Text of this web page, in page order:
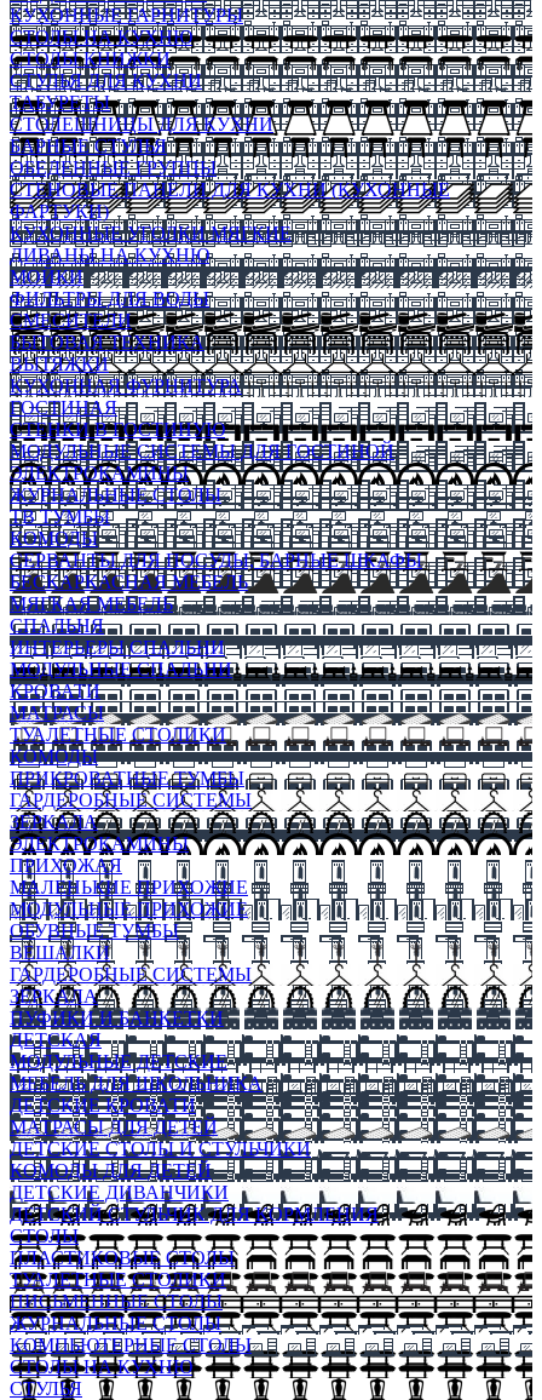
КУХОННЫЕ ГАРНИТУРЫ
СТОЛЫ НА КУХНЮ
СТОЛЫ КНИЖКИ
СТУЛЬЯ ДЛЯ КУХНИ
ТАБУРЕТЫ
СТОЛЕШНИЦЫ ДЛЯ КУХНИ
БАРНЫЕ СТУЛЬЯ
ОБЕДЕННЫЕ ГРУППЫ
СТЕНОВЫЕ ПАНЕЛИ ДЛЯ КУХНИ (КУХОННЫЕ
ФАРТУКИ)
КУХОННЫЕ УГОЛКИ МЯГКИЕ
ДИВАНЫ НА КУХНЮ
МОЙКИ
ФИЛЬТРЫ ДЛЯ ВОДЫ
СМЕСИТЕЛИ
БЫТОВАЯ ТЕХНИКА
ВЫТЯЖКИ
КУХОННАЯ ФУРНИТУРА
ГОСТИНАЯ
СТЕНКИ В ГОСТИНУЮ
МОДУЛЬНЫЕ СИСТЕМЫ ДЛЯ ГОСТИНОЙ
ЭЛЕКТРОКАМИНЫ
ЖУРНАЛЬНЫЕ СТОЛЫ
ТВ ТУМБЫ
КОМОДЫ
СЕРВАНТЫ ДЛЯ ПОСУДЫ, БАРНЫЕ ШКАФЫ
БЕСКАРКАСНАЯ МЕБЕЛЬ
МЯГКАЯ МЕБЕЛЬ
СПАЛЬНЯ
ИНТЕРЬЕРЫ СПАЛЬНИ
МОДУЛЬНЫЕ СПАЛЬНИ
КРОВАТИ
МАТРАСЫ
ТУАЛЕТНЫЕ СТОЛИКИ
КОМОДЫ
ПРИКРОВАТНЫЕ ТУМБЫ
ГАРДЕРОБНЫЕ СИСТЕМЫ
ЗЕРКАЛА
ЭЛЕКТРОКАМИНЫ
ПРИХОЖАЯ
МАЛЕНЬКИЕ ПРИХОЖИЕ
МОДУЛЬНЫЕ ПРИХОЖИЕ
ОБУВНЫЕ ТУМБЫ
ВЕШАЛКИ
ГАРДЕРОБНЫЕ СИСТЕМЫ
ЗЕРКАЛА
ПУФИКИ И БАНКЕТКИ
ДЕТСКАЯ
МОДУЛЬНЫЕ ДЕТСКИЕ
МЕБЕЛЬ ДЛЯ ШКОЛЬНИКА
ДЕТСКИЕ КРОВАТИ
МАТРАСЫ ДЛЯ ДЕТЕЙ
ДЕТСКИЕ СТОЛЫ И СТУЛЬЧИКИ
КОМОДЫ ДЛЯ ДЕТЕЙ
ДЕТСКИЕ ДИВАНЧИКИ
ДЕТСКИЙ СТУЛЬЧИК ДЛЯ КОРМЛЕНИЯ
СТОЛЫ
ПЛАСТИКОВЫЕ СТОЛЫ
ТУАЛЕТНЫЕ СТОЛИКИ
ПИСЬМЕННЫЕ СТОЛЫ
ЖУРНАЛЬНЫЕ СТОЛЫ
КОМПЬЮТЕРНЫЕ СТОЛЫ
СТОЛЫ НА КУХНЮ
СТУЛЬЯ